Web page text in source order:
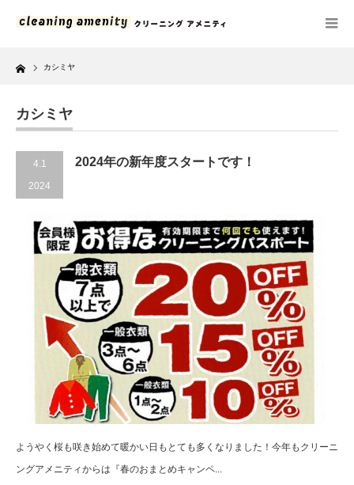
Home カシミヤ
カシミヤ
4.1
2024
2024年の新年度スタートです！
ようやく桜も咲き始めて暖かい日もとても多くなりました！今年もクリーニ
ングアメニティからは『春のおまとめキャンペ...